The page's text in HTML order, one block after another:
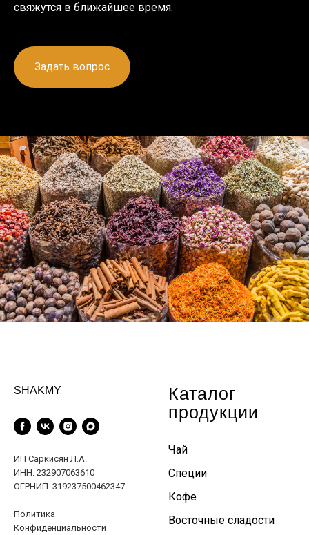
свяжутся в ближайшее время.
Задать вопрос
SHAKMY
ИП Саркисян Л.А.
ИНН: 232907063610
ОГРНИП: 319237500462347
Политика
Конфиденциальности
Каталог
продукции
Чай
Специи
Кофе
Восточные сладости